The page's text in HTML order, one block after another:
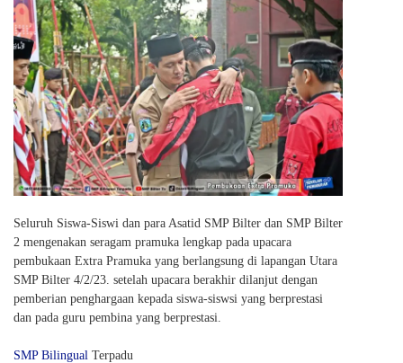
Seluruh Siswa-Siswi dan para Asatid SMP Bilter dan SMP Bilter
2 mengenakan seragam pramuka lengkap pada upacara
pembukaan Extra Pramuka yang berlangsung di lapangan Utara
SMP Bilter 4/2/23. setelah upacara berakhir dilanjut dengan
pemberian penghargaan kepada siswa-siswsi yang berprestasi
dan pada guru pembina yang berprestasi.
SMP Bilingual Terpadu